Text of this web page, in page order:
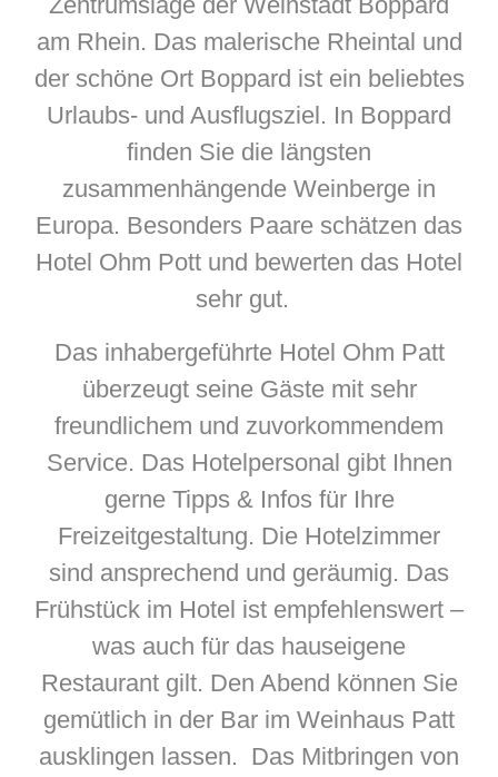
am Rhein. Das malerische Rheintal und
der schöne Ort Boppard ist ein beliebtes
Urlaubs- und Ausflugsziel. In Boppard
finden Sie die längsten
zusammenhängende Weinberge in
Europa. Besonders Paare schätzen das
Hotel Ohm Pott und bewerten das Hotel
sehr gut.
Das inhabergeführte Hotel Ohm Patt
überzeugt seine Gäste mit sehr
freundlichem und zuvorkommendem
Service. Das Hotelpersonal gibt Ihnen
gerne Tipps & Infos für Ihre
Freizeitgestaltung. Die Hotelzimmer
sind ansprechend und geräumig. Das
Frühstück im Hotel ist empfehlenswert –
was auch für das hauseigene
Restaurant gilt. Den Abend können Sie
gemütlich in der Bar im Weinhaus Patt
ausklingen lassen. Das Mitbringen von